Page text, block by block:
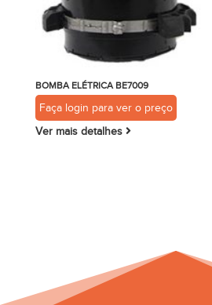
BOMBA ELÉTRICA BE7009
Faça login para ver o preço
Ver mais detalhes